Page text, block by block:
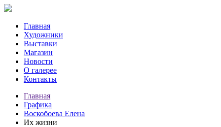
Главная
Художники
Выставки
Магазин
Новости
О галерее
Контакты
Главная
Графика
Воскобоева Елена
Их жизни